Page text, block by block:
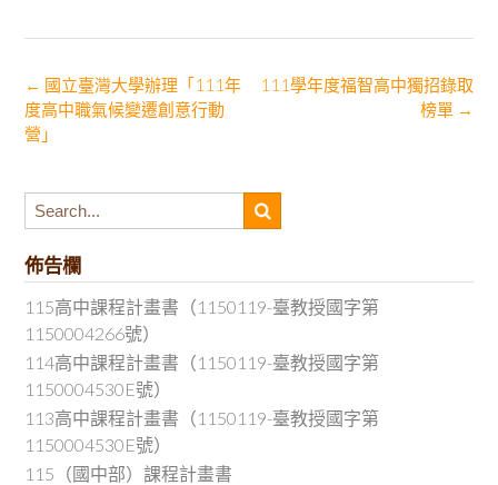
Post
navigation
111學年度福智高中獨招錄取
榜單 →
← 國立臺灣大學辦理「111年
度高中職氣候變遷創意行動
營」
佈告欄
115高中課程計畫書（1150119-臺教授國字第
1150004266號）
114高中課程計畫書（1150119-臺教授國字第
1150004530E號）
113高中課程計畫書（1150119-臺教授國字第
1150004530E號）
115（國中部）課程計畫書